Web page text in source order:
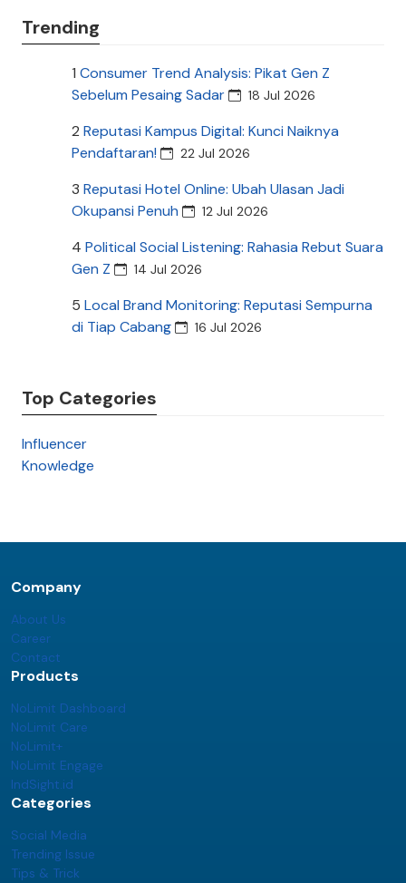
Trending
1 Consumer Trend Analysis: Pikat Gen Z
Sebelum Pesaing Sadar
18 Jul 2026
2 Reputasi Kampus Digital: Kunci Naiknya
Pendaftaran!
22 Jul 2026
3 Reputasi Hotel Online: Ubah Ulasan Jadi
Okupansi Penuh
12 Jul 2026
4 Political Social Listening: Rahasia Rebut Suara
Gen Z
14 Jul 2026
5 Local Brand Monitoring: Reputasi Sempurna
di Tiap Cabang
16 Jul 2026
Top Categories
Influencer
Knowledge
Company
About Us
Career
Contact
Products
NoLimit Dashboard
NoLimit Care
NoLimit+
NoLimit Engage
IndSight.id
Categories
Social Media
Trending Issue
Tips & Trick